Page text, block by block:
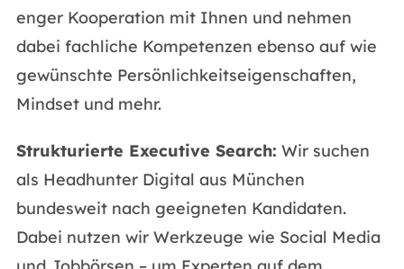
enger Kooperation mit Ihnen und nehmen
dabei fachliche Kompetenzen ebenso auf wie
gewünschte Persönlichkeitseigenschaften,
Mindset und mehr.
Strukturierte Executive Search: Wir suchen
als Headhunter Digital aus München
bundesweit nach geeigneten Kandidaten.
Dabei nutzen wir Werkzeuge wie Social Media